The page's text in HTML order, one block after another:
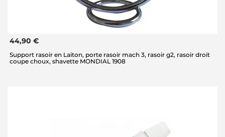
44,90 €
Support rasoir en Laiton, porte rasoir mach 3, rasoir g2, rasoir droit
coupe choux, shavette MONDIAL 1908